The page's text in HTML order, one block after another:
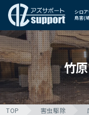
シロ
鳥害(
竹
TOP 害虫駆除